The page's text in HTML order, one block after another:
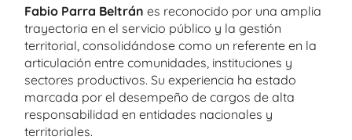
Fabio Parra Beltrán es reconocido por una amplia
trayectoria en el servicio público y la gestión
territorial, consolidándose como un referente en la
articulación entre comunidades, instituciones y
sectores productivos. Su experiencia ha estado
marcada por el desempeño de cargos de alta
responsabilidad en entidades nacionales y
territoriales.